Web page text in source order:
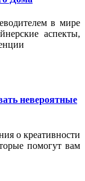
в мире
аспекты,
невероятные
о креативности
помогут вам